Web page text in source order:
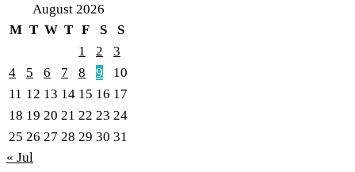
August 2026
M T W T F S
S
1
2
3
4
5 6 7 8 9
10
11 12 13 14 15 16 17
18 19 20 21 22 23 24
25 26 27 28 29 30 31
« Jul